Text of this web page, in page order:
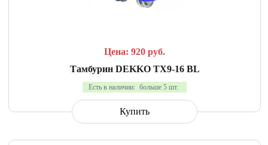
Цена: 920 руб.
Тамбурин DEKKO TX9-16 BL
Есть в наличии: больше 5 шт.
Купить